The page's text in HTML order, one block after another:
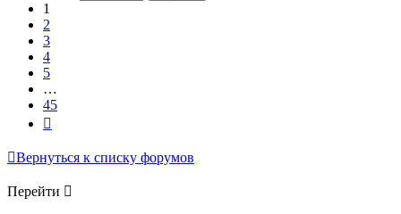
1
2
3
4
5
…
45
Вернуться к списку форумов
Перейти